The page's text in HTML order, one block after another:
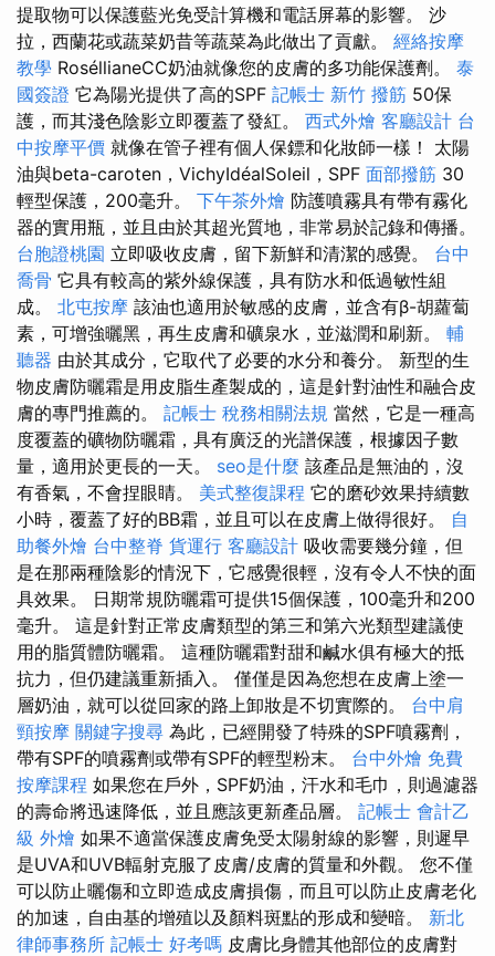
提取物可以保護藍光免受計算機和電話屏幕的影響。 沙
拉，西蘭花或蔬菜奶昔等蔬菜為此做出了貢獻。 經絡按摩
教學 RoséllianeCC奶油就像您的皮膚的多功能保護劑。 泰
國簽證 它為陽光提供了高的SPF 記帳士 新竹 撥筋 50保
護，而其淺色陰影立即覆蓋了發紅。 西式外燴 客廳設計 台
中按摩平價 就像在管子裡有個人保鏢和化妝師一樣！ 太陽
油與beta-caroten，VichyIdéalSoleil，SPF 面部撥筋 30
輕型保護，200毫升。 下午茶外燴 防護噴霧具有帶有霧化
器的實用瓶，並且由於其超光質地，非常易於記錄和傳播。
台胞證桃園 立即吸收皮膚，留下新鮮和清潔的感覺。 台中
喬骨 它具有較高的紫外線保護，具有防水和低過敏性組
成。 北屯按摩 該油也適用於敏感的皮膚，並含有β-胡蘿蔔
素，可增強曬黑，再生皮膚和礦泉水，並滋潤和刷新。 輔
聽器 由於其成分，它取代了必要的水分和養分。 新型的生
物皮膚防曬霜是用皮脂生產製成的，這是針對油性和融合皮
膚的專門推薦的。 記帳士 稅務相關法規 當然，它是一種高
度覆蓋的礦物防曬霜，具有廣泛的光譜保護，根據因子數
量，適用於更長的一天。 seo是什麼 該產品是無油的，沒
有香氣，不會捏眼睛。 美式整復課程 它的磨砂效果持續數
小時，覆蓋了好的BB霜，並且可以在皮膚上做得很好。 自
助餐外燴 台中整脊 貨運行 客廳設計 吸收需要幾分鐘，但
是在那兩種陰影的情況下，它感覺很輕，沒有令人不快的面
具效果。 日期常規防曬霜可提供15個保護，100毫升和200
毫升。 這是針對正常皮膚類型的第三和第六光類型建議使
用的脂質體防曬霜。 這種防曬霜對甜和鹹水俱有極大的抵
抗力，但仍建議重新插入。 僅僅是因為您想在皮膚上塗一
層奶油，就可以從回家的路上卸妝是不切實際的。 台中肩
頸按摩 關鍵字搜尋 為此，已經開發了特殊的SPF噴霧劑，
帶有SPF的噴霧劑或帶有SPF的輕型粉末。 台中外燴 免費
按摩課程 如果您在戶外，SPF奶油，汗水和毛巾，則過濾器
的壽命將迅速降低，並且應該更新產品層。 記帳士 會計乙
級 外燴 如果不適當保護皮膚免受太陽射線的影響，則遲早
是UVA和UVB輻射克服了皮膚/皮膚的質量和外觀。 您不僅
可以防止曬傷和立即造成皮膚損傷，而且可以防止皮膚老化
的加速，自由基的增殖以及顏料斑點的形成和變暗。 新北
律師事務所 記帳士 好考嗎 皮膚比身體其他部位的皮膚對